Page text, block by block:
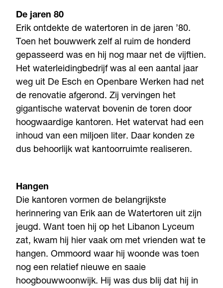
De jaren 80
Erik ontdekte de watertoren in de jaren ’80.
Toen het bouwwerk zelf al ruim de honderd
gepasseerd was en hij nog maar net de vijftien.
Het waterleidingbedrijf was al een aantal jaar
weg uit De Esch en Openbare Werken had net
de renovatie afgerond. Zij vervingen het
gigantische watervat bovenin de toren door
hoogwaardige kantoren. Het watervat had een
inhoud van een miljoen liter. Daar konden ze
dus behoorlijk wat kantoorruimte realiseren.
Hangen
Die kantoren vormen de belangrijkste
herinnering van Erik aan de Watertoren uit zijn
jeugd. Want toen hij op het Libanon Lyceum
zat, kwam hij hier vaak om met vrienden wat te
hangen. Ommoord waar hij woonde was toen
nog een relatief nieuwe en saaie
hoogbouwwoonwijk. Hij was dus blij dat hij in